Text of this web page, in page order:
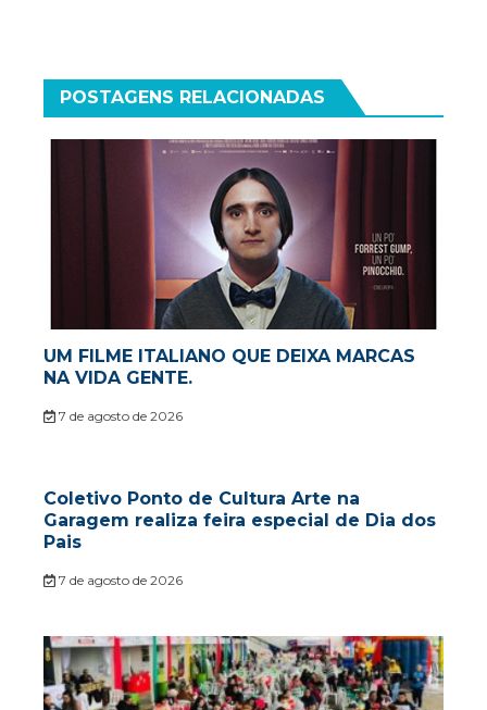
POSTAGENS RELACIONADAS
UM FILME ITALIANO QUE DEIXA MARCAS
NA VIDA GENTE.
7 de agosto de 2026
Coletivo Ponto de Cultura Arte na
Garagem realiza feira especial de Dia dos
Pais
7 de agosto de 2026